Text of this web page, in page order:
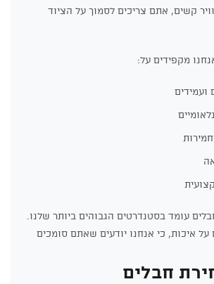
קשים, אתם צריכים לסמוך על הציוד
מקפידים על:
ועמידים
עומד בסטנדרטים הגבוהים ביותר שלנו.
איכות, כי אנחנו יודעים שאתם סומכים
חבלים